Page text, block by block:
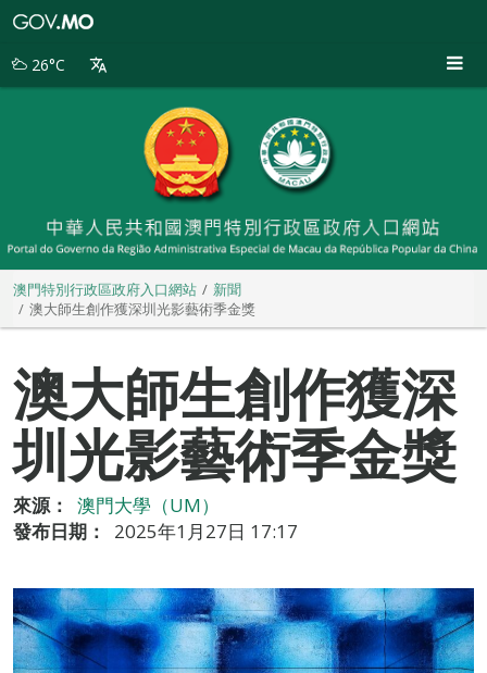
別
26°C
澳門特別行政區政府入口網站
新聞
澳大師生創作獲深圳光影藝術季金獎
澳大師生創作獲深
圳光影藝術季金獎
來源：
澳門大學（UM）
發布日期：
2025年1月27日 17:17